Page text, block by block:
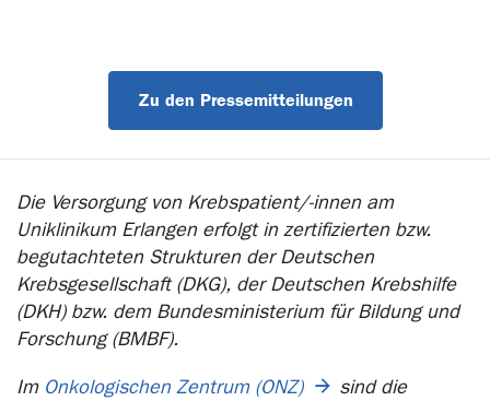
Zu den Pressemitteilungen
Die Versorgung von Krebspatient/-innen am
Uniklinikum Erlangen erfolgt in zertifizierten bzw.
begutachteten Strukturen der Deutschen
Krebsgesellschaft (DKG), der Deutschen Krebshilfe
(DKH) bzw. dem Bundesministerium für Bildung und
Forschung (BMBF).
Im Onkologischen Zentrum (ONZ)
sind die